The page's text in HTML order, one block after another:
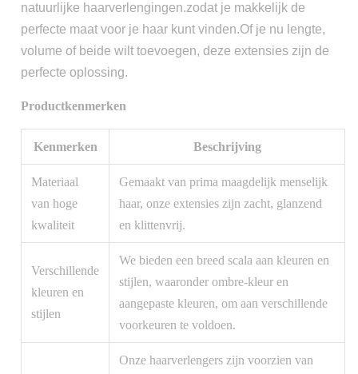
natuurlijke haarverlengingen.zodat je makkelijk de
perfecte maat voor je haar kunt vinden.Of je nu lengte,
volume of beide wilt toevoegen, deze extensies zijn de
perfecte oplossing.
Productkenmerken
Kenmerken Beschrijving
Materiaal
van hoge
kwaliteit
Gemaakt van prima maagdelijk menselijk
haar, onze extensies zijn zacht, glanzend
en klittenvrij.
Verschillende
kleuren en
stijlen
We bieden een breed scala aan kleuren en
stijlen, waaronder ombre-kleur en
aangepaste kleuren, om aan verschillende
voorkeuren te voldoen.
Onze haarverlengers zijn voorzien van